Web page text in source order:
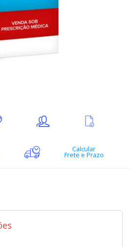
Indique
informações
Calcular
Frete e Prazo